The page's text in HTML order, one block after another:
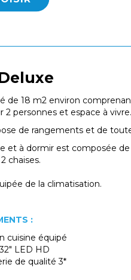
de 18 m2 environ
2 personnes et espace à vivre.
de rangements et de
et à dormir est composée
chaises.
de la climatisation.
:
cuisine équipé
LED HD
de qualité 3*